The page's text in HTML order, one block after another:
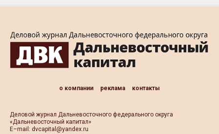
о компании реклама контакты
Деловой журнал Дальневосточного федерального округа
«Дальневосточный капитал»
Е–mail: dvcapital@yandex.ru